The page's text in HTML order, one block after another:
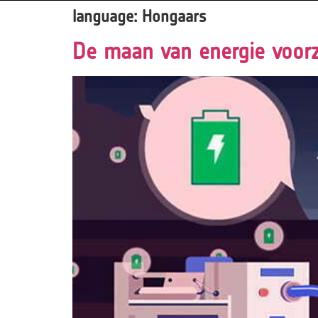
language: Hongaars
De maan van energie